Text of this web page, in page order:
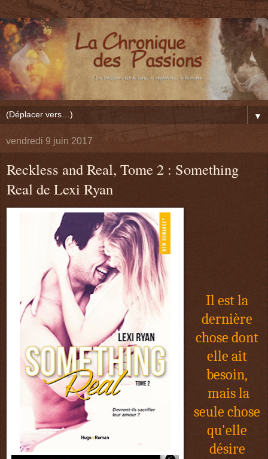
▼
vendredi 9 juin 2017
Reckless and Real, Tome 2 : Something
Real de Lexi Ryan
Il est la
dernière
chose dont
elle ait
besoin,
mais la
seule chose
qu'elle
désire